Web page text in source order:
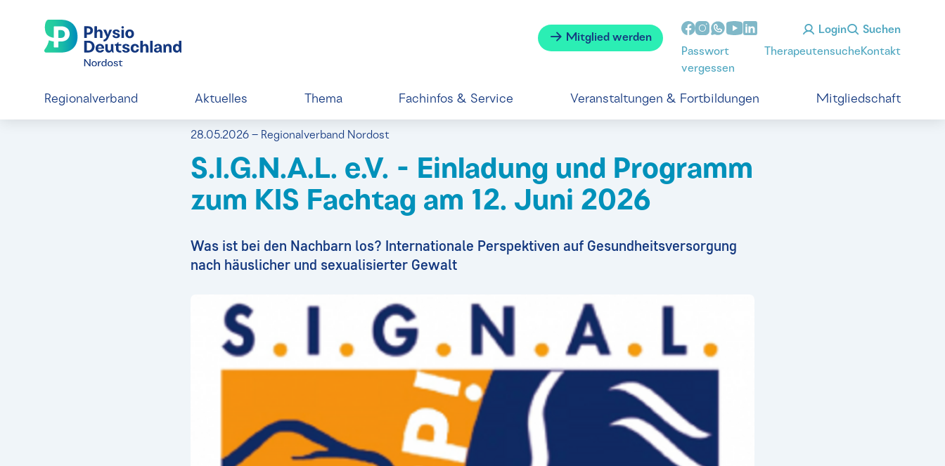
Mitglied werden
Login Suchen
Passwort
vergessen
Therapeutensuche Kontakt
Regionalverband Aktuelles Thema Fachinfos & Service Veranstaltungen & Fortbildungen Mitgliedschaft
28.05.2026 – Regionalverband Nordost
S.I.G.N.A.L. e.V. - Einladung und Programm
zum KIS Fachtag am 12. Juni 2026
Was ist bei den Nachbarn los? Internationale Perspektiven auf Gesundheitsversorgung
nach häuslicher und sexualisierter Gewalt